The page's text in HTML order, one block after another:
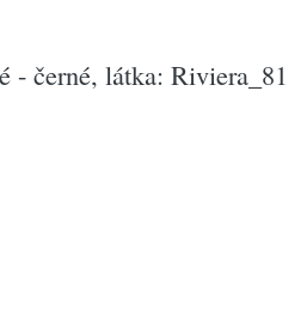
- černé, látka: Riviera_81